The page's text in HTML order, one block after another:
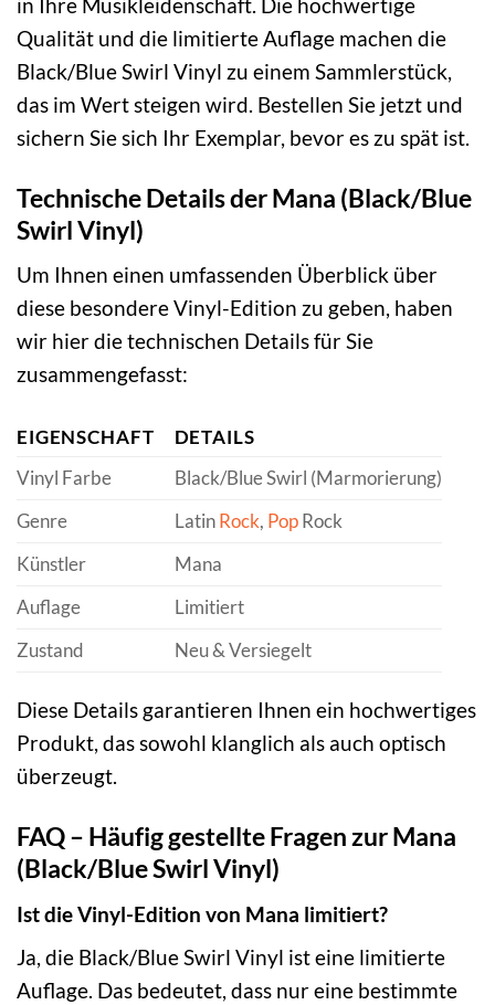
Qualität und die limitierte Auflage machen die
Black/Blue Swirl Vinyl zu einem Sammlerstück,
das im Wert steigen wird. Bestellen Sie jetzt und
sichern Sie sich Ihr Exemplar, bevor es zu spät ist.
Technische Details der Mana (Black/Blue
Swirl Vinyl)
Um Ihnen einen umfassenden Überblick über
diese besondere Vinyl-Edition zu geben, haben
wir hier die technischen Details für Sie
zusammengefasst:
EIGENSCHAFT
DETAILS
Vinyl Farbe
Black/Blue Swirl (Marmorierung)
Genre
LatinRock, PopRock
Künstler
Mana
Auflage
Limitiert
Zustand
Neu & Versiegelt
Diese Details garantieren Ihnen ein hochwertiges
Produkt, das sowohl klanglich als auch optisch
überzeugt.
FAQ – Häufig gestellte Fragen zur Mana
(Black/Blue Swirl Vinyl)
Ist die Vinyl-Edition von Mana limitiert?
Ja, die Black/Blue Swirl Vinyl ist eine limitierte
Auflage. Das bedeutet, dass nur eine bestimmte